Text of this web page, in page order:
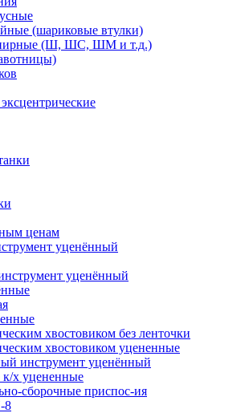
(шариковые втулки)
(Ш, ШС, ШМ и т.д.)
ценам
уценённый
уценённый
хвостовиком без ленточки
хвостовиком уцененные
инструмент уценённый
х уцененные
сборочные приспос-ия
8